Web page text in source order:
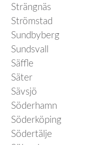
Strängnäs
Strömstad
Sundbyberg
Sundsvall
Säffle
Säter
Sävsjö
Söderhamn
Söderköping
Södertälje